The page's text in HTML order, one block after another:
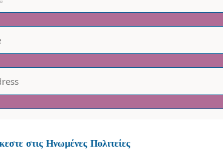
στις Ηνωμένες Πολιτείες